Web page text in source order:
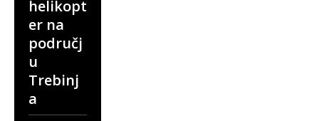
helikopt
er na
područj
u
Trebinj
a